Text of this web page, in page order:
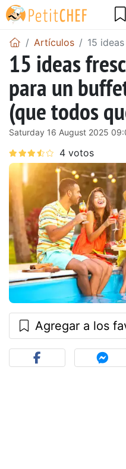
Artículos 15
15 ideas
para un
(que todos
Saturday 16 August 2025
Agregar a los